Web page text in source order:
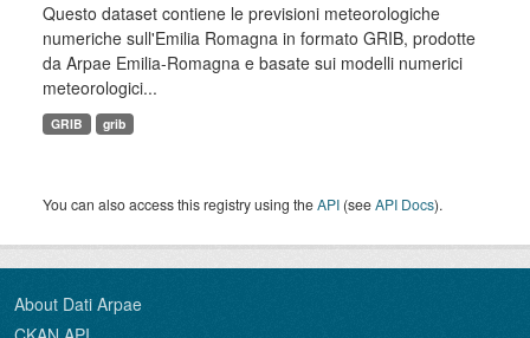
Questo dataset contiene le previsioni meteorologiche
numeriche sull'Emilia Romagna in formato GRIB, prodotte
da Arpae Emilia-Romagna e basate sui modelli numerici
meteorologici...
GRIB grib
You can also access this registry using theAPI (seeAPI Docs).
About Dati Arpae